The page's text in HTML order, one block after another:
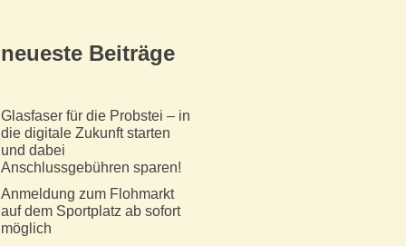
neueste Beiträge
Glasfaser für die Probstei – in
die digitale Zukunft starten
und dabei
Anschlussgebühren sparen!
Anmeldung zum Flohmarkt
auf dem Sportplatz ab sofort
möglich